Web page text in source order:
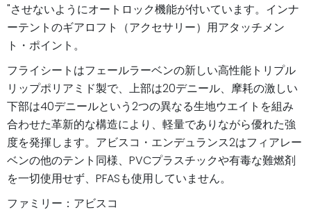
"させないようにオートロック機能が付いています。インナ
ーテントのギアロフト（アクセサリー）用アタッチメン
ト・ポイント。
フライシートはフェールラーベンの新しい高性能トリプル
リップポリアミド製で、上部は20デニール、摩耗の激しい
下部は40デニールという2つの異なる生地ウエイトを組み
合わせた革新的な構造により、軽量でありながら優れた強
度を発揮します。アビスコ・エンデュランス2はフィアレー
ベンの他のテント同様、PVCプラスチックや有毒な難燃剤
を一切使用せず、PFASも使用していません。
ファミリー：アビスコ